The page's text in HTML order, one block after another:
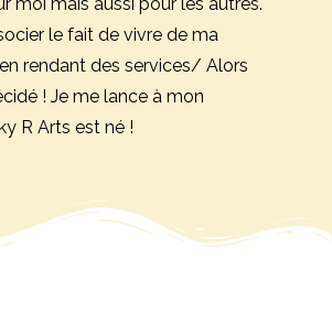
le fait de vivre de ma
rendant des services/ Alors
! Je me lance à mon
R Arts est né !